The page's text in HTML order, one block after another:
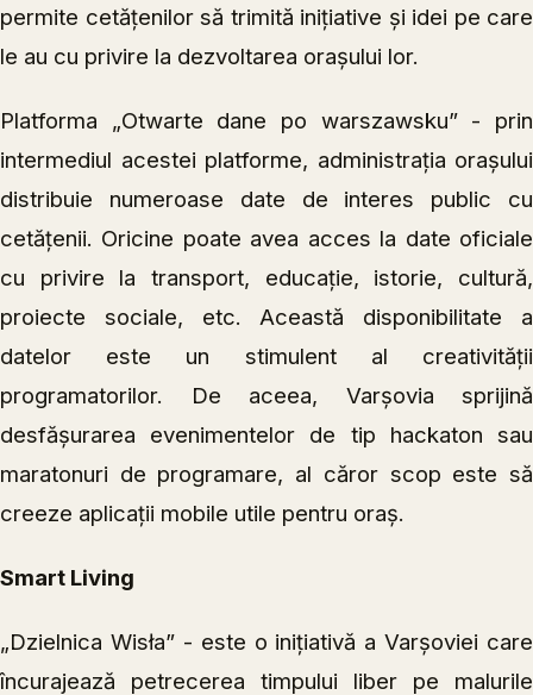
permite cetățenilor să trimită inițiative și idei pe care
le au cu privire la dezvoltarea orașului lor.
Platforma „Otwarte dane po warszawsku” - prin
intermediul acestei platforme, administrația orașului
distribuie numeroase date de interes public cu
cetățenii. Oricine poate avea acces la date oficiale
cu privire la transport, educație, istorie, cultură,
proiecte sociale, etc. Această disponibilitate a
datelor este un stimulent al creativității
programatorilor. De aceea, Varșovia sprijină
desfășurarea evenimentelor de tip hackaton sau
maratonuri de programare, al căror scop este să
creeze aplicații mobile utile pentru oraș.
Smart Living
„Dzielnica Wisła” - este o inițiativă a Varșoviei care
încurajează petrecerea timpului liber pe malurile